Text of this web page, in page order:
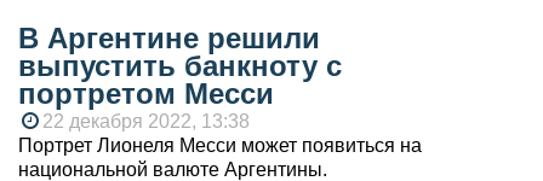
В Аргентине решили
выпустить банкноту с
портретом Месси
22 декабря 2022, 13:38
Портрет Лионеля Месси может появиться на
национальной валюте Аргентины.